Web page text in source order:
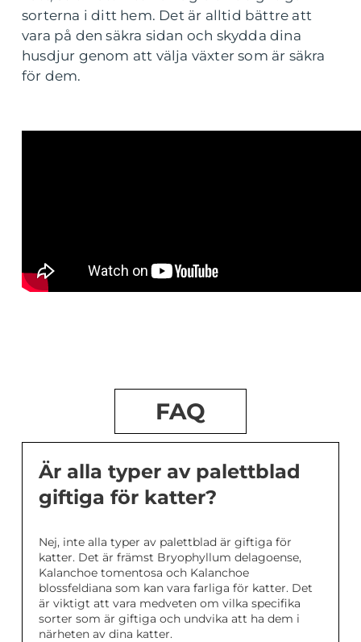
sorterna i ditt hem. Det är alltid bättre att
vara på den säkra sidan och skydda dina
husdjur genom att välja växter som är säkra
för dem.
FAQ
Är alla typer av palettblad
giftiga för katter?
Nej, inte alla typer av palettblad är giftiga för
katter. Det är främst Bryophyllum delagoense,
Kalanchoe tomentosa och Kalanchoe
blossfeldiana som kan vara farliga för katter. Det
är viktigt att vara medveten om vilka specifika
sorter som är giftiga och undvika att ha dem i
närheten av dina katter.